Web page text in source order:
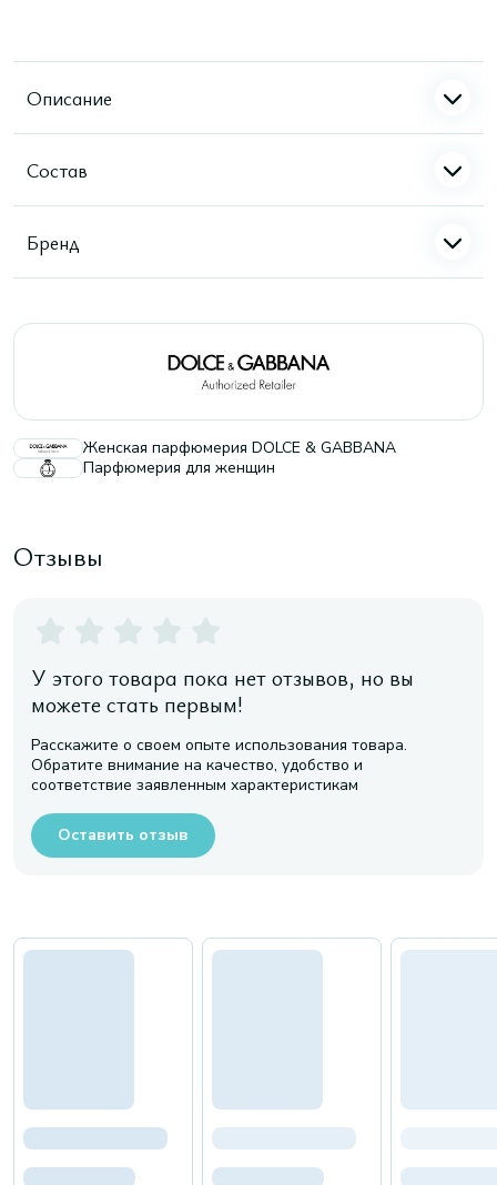
Описание
Состав
Бренд
Женская парфюмерия DOLCE & GABBANA
Парфюмерия для женщин
Отзывы
У этого товара пока нет отзывов, но вы
можете стать первым!
Расскажите о своем опыте использования товара.
Обратите внимание на качество, удобство и
соответствие заявленным характеристикам
Оставить отзыв